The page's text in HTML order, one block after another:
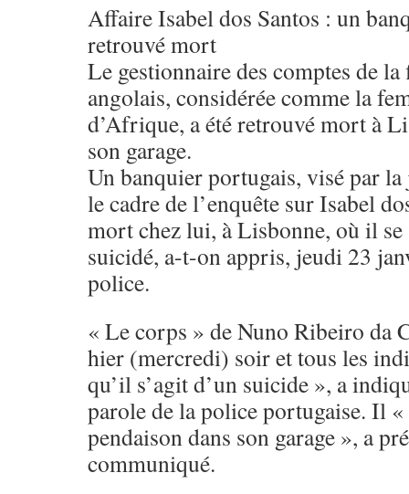
Affaire Isabel dos Santos : un
retrouvé mort
Le gestionnaire des comptes de
angolais, considérée comme la
d’Afrique, a été retrouvé mort à
son garage.
Un banquier portugais, visé par
le cadre de l’enquête sur Isabel
mort chez lui, à Lisbonne, où il
suicidé, a-t-on appris, jeudi 23
police.
« Le corps » de Nuno Ribeiro da
hier (mercredi) soir et tous les
qu’il s’agit d’un suicide », a
parole de la police portugaise. Il
pendaison dans son garage », a
communiqué.